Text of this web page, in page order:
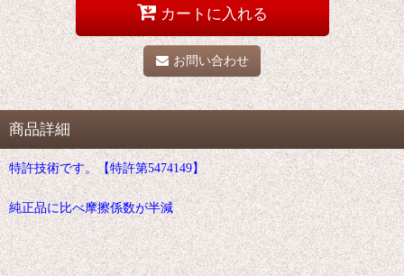
カートに入れる
お問い合わせ
商品詳細
特許技術です。【特許第5474149】
純正品に比べ摩擦係数が半減